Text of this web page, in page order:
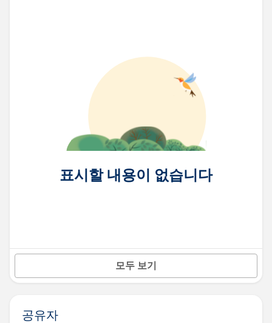
표시할 내용이 없습니다
모두 보기
공유자